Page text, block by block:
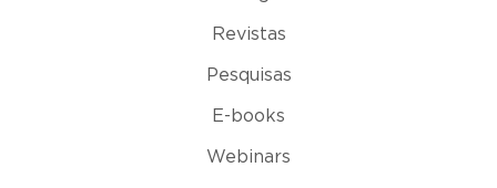
Revistas
Pesquisas
E-books
Webinars